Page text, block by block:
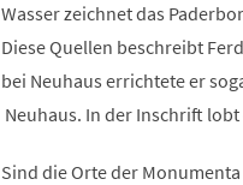
Wasser zeichnet das
Diese Quellen beschreibt
bei Neuhaus errichtete er
Neuhaus. In der Inschrift
Sind die Orte der